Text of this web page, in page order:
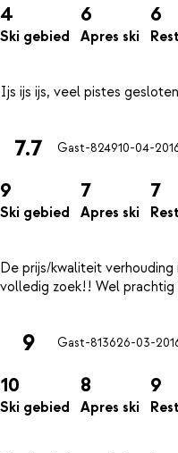
4
Ski gebied
6
Apres ski
6
7.7 Gast-824910-04-
9
Ski gebied
7
Apres ski
7
De prijs/kwaliteit
9 Gast-813626-03-
10
Ski gebied
8
Apres ski
9